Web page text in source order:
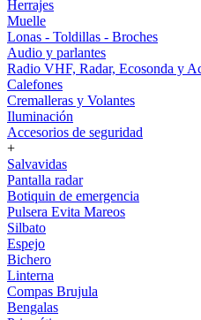
Herrajes
Muelle
Lonas - Toldillas - Broches
Audio y parlantes
Radio VHF, Radar, Ecosonda y
Calefones
Cremalleras y Volantes
Iluminación
Accesorios de seguridad
+
Salvavidas
Pantalla radar
Botiquin de emergencia
Pulsera Evita Mareos
Silbato
Espejo
Bichero
Linterna
Compas Brujula
Bengalas